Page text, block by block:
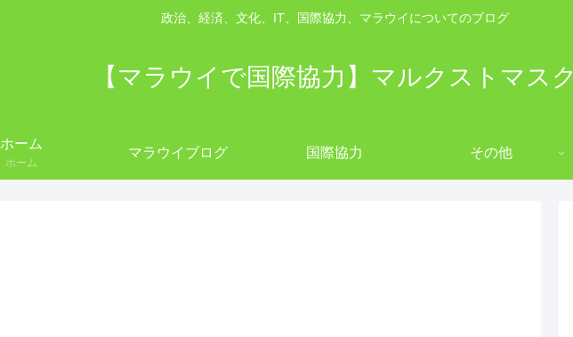
政治、経済、文化、IT、国際協力、マラウイについてのブログ
【マラウイで国際協力】マルクストマスク
ホーム
ホーム
マラウイブログ 国際協力 その他